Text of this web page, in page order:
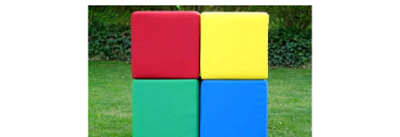
5
hvězdiček.